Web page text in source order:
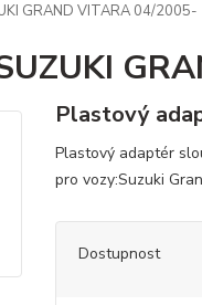
GRAND VITARA 04/2005-
Plastový
Plastový adaptér
pro vozy:Suzuki
Dostupnost